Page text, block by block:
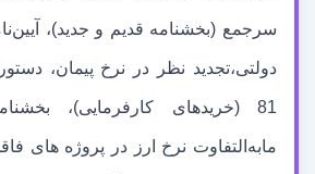
سرجمع (بخشنامه قدیم و جدید)، آیین
دولتی،تجدید نظر در نرخ پیمان،
81 (خریدهای کارفرمایی)، بخشنامه
مابهالتفاوت نرخ ارز در پروژه های فاقد